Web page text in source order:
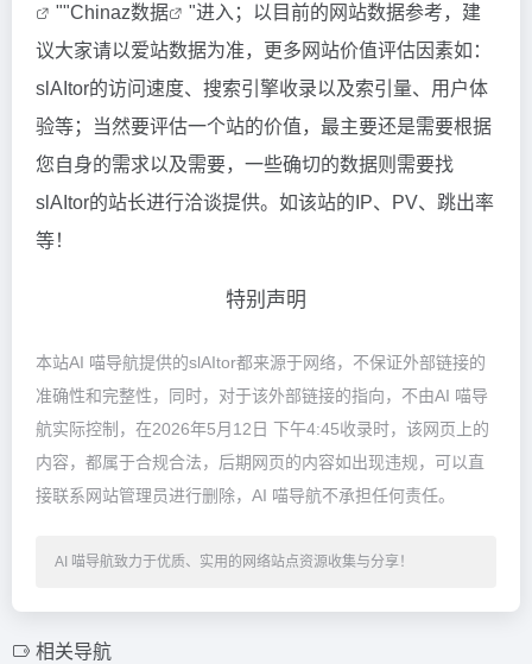
""Chinaz数据
"进入；以目前的网站数据参考，建
议大家请以爱站数据为准，更多网站价值评估因素如：
slAItor的访问速度、搜索引擎收录以及索引量、用户体
验等；当然要评估一个站的价值，最主要还是需要根据
您自身的需求以及需要，一些确切的数据则需要找
slAItor的站长进行洽谈提供。如该站的IP、PV、跳出率
等！
特别声明
本站AI 喵导航提供的slAItor都来源于网络，不保证外部链接的
准确性和完整性，同时，对于该外部链接的指向，不由AI 喵导
航实际控制，在2026年5月12日 下午4:45收录时，该网页上的
内容，都属于合规合法，后期网页的内容如出现违规，可以直
接联系网站管理员进行删除，AI 喵导航不承担任何责任。
AI 喵导航致力于优质、实用的网络站点资源收集与分享！
相关导航